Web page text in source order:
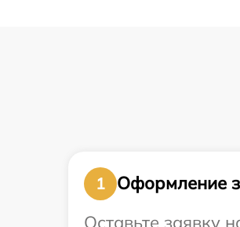
1
Оформление
Оставьте заявку